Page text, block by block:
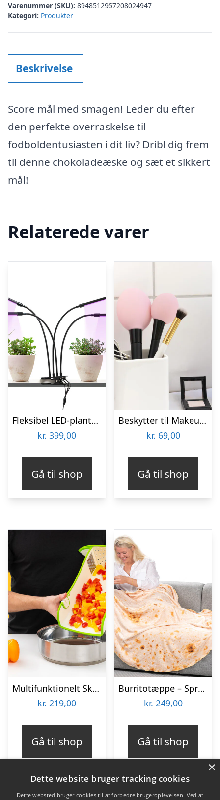
Varenummer (SKU): 8948512957208024947
Kategori: Produkter
Beskrivelse
Score mål med smagen! Leder du efter
den perfekte overraskelse til
fodboldentusiasten i dit liv? Dribl dig frem
til denne chokoladeæske og sæt et sikkert
mål!
Relaterede varer
Fleksibel LED-plantelampe – KitchPro
kr. 399,00
Gå til shop
Beskytter til Makeupbørster 3-pak
kr. 69,00
Gå til shop
Multifunktionelt Skærebræt – KitchPro
kr. 219,00
Gå til shop
Burritotæppe – Spralla
kr. 249,00
Gå til shop
×
Dette website bruger tracking cookies
Dette websted bruger cookies til at forbedre brugeroplevelsen. Ved at